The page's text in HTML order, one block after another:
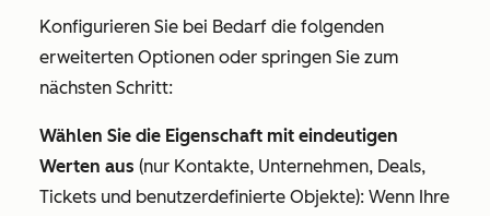
Konfigurieren Sie bei Bedarf die folgenden
erweiterten Optionen oder springen Sie zum
nächsten Schritt:
Wählen Sie die Eigenschaft mit eindeutigen
Werten aus (nur Kontakte, Unternehmen, Deals,
Tickets und benutzerdefinierte Objekte): Wenn Ihre